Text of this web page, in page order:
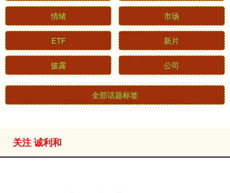
情绪 市场
ETF 新片
披露 公司
全部话题标签
关注 诚利和